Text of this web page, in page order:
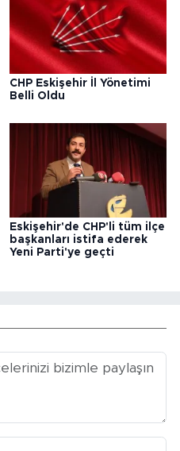
CHP Eskişehir İl Yönetimi
Belli Oldu
Eskişehir'de CHP'li tüm ilçe
başkanları istifa ederek
Yeni Parti'ye geçti